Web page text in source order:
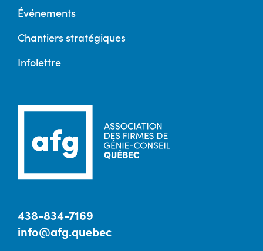
Événements
Chantiers stratégiques
Infolettre
438-834-7169
info@afg.quebec